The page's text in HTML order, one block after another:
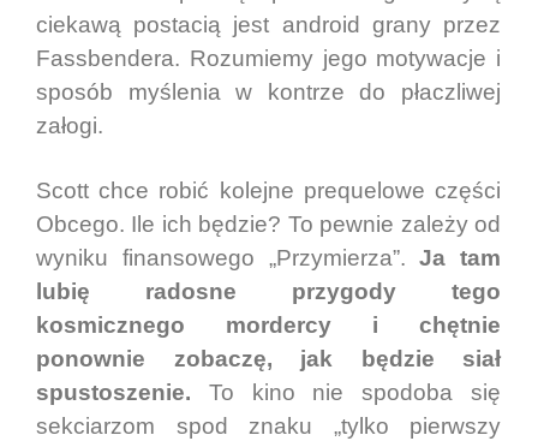
ciekawą postacią jest android grany przez
Fassbendera. Rozumiemy jego motywacje i
sposób myślenia w kontrze do płaczliwej
załogi.
Scott chce robić kolejne prequelowe części
Obcego. Ile ich będzie? To pewnie zależy od
wyniku finansowego „Przymierza”.Ja tam
lubię radosne przygody tego
kosmicznego mordercy i chętnie
ponownie zobaczę, jak będzie siał
spustoszenie. To kino nie spodoba się
sekciarzom spod znaku „tylko pierwszy